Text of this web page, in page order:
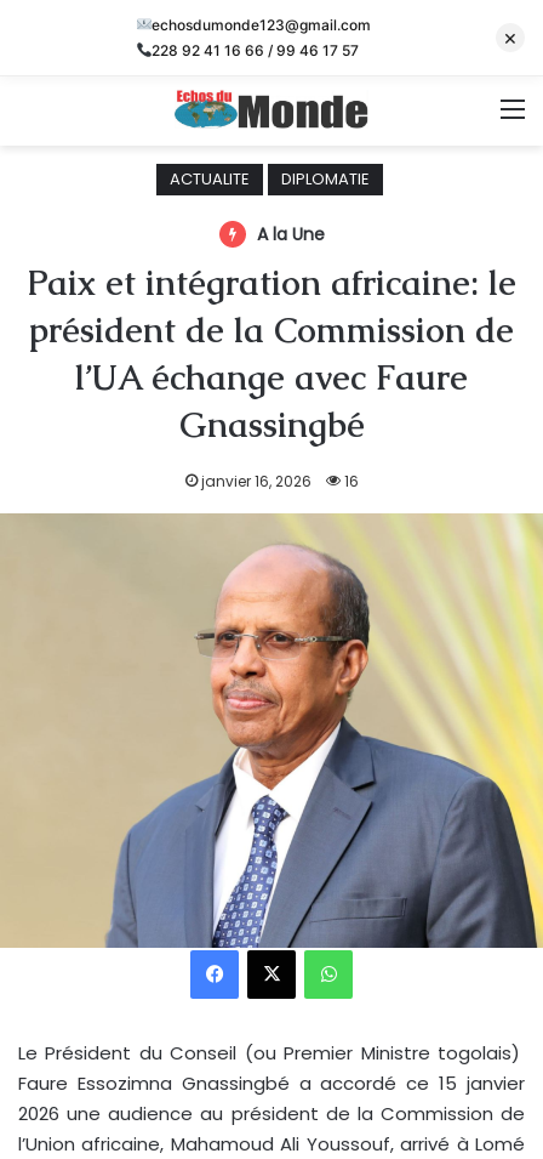
ACTUALITE DIPLOMATIE
A la Une
Paix et intégration africaine: le
président de la Commission de
l’UA échange avec Faure
Gnassingbé
janvier 16, 2026 16
Facebook X WhatsApp
Le Président du Conseil (ou Premier Ministre togolais)
Faure Essozimna Gnassingbé a accordé ce 15 janvier
2026 une audience au président de la Commission de
l’Union africaine, Mahamoud Ali Youssouf, arrivé à Lomé
echosdumonde123@gmail.com
228 92 41 16 66 / 99 46 17 57
×